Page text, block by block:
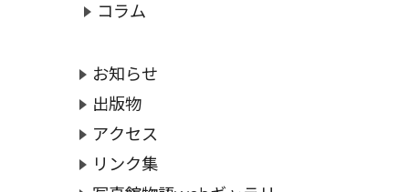
コラム
お知らせ
出版物
アクセス
リンク集